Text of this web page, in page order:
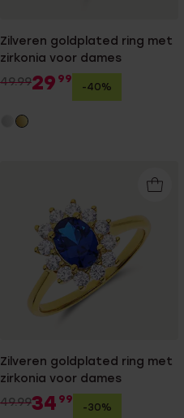
Zilveren goldplated ring met
zirkonia voor dames
49.9929 99
-40%
Zilveren goldplated ring met
zirkonia voor dames
49.9934 99
-30%